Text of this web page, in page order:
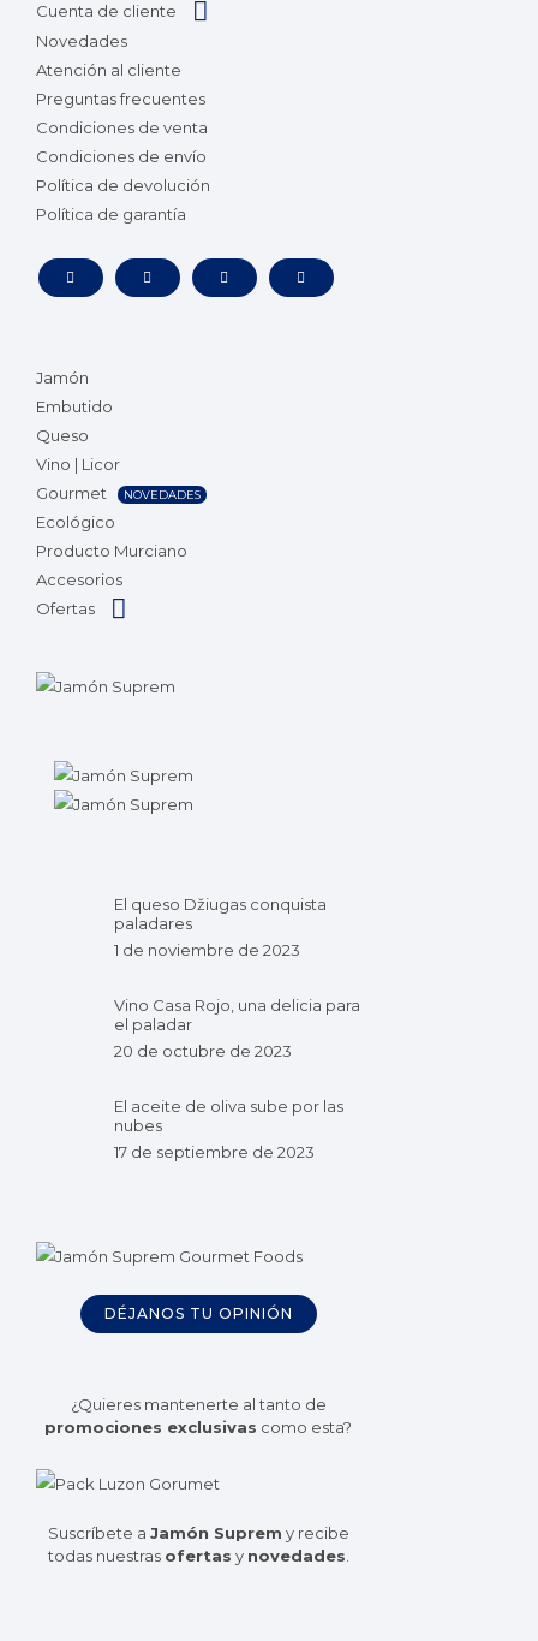
Cuenta de cliente
Novedades
Atención al cliente
Preguntas frecuentes
Condiciones de venta
Condiciones de envío
Política de devolución
Política de garantía
Jamón
Embutido
Queso
Vino | Licor
Gourmet
NOVEDADES
Ecológico
Producto Murciano
Accesorios
Ofertas
El queso Džiugas conquista
paladares
1 de noviembre de 2023
Vino Casa Rojo, una delicia para
el paladar
20 de octubre de 2023
El aceite de oliva sube por las
nubes
17 de septiembre de 2023
DÉJANOS TU OPINIÓN
¿Quieres mantenerte al tanto de
promociones exclusivas como esta?
Suscríbete a Jamón Suprem y recibe
todas nuestras ofertas y novedades